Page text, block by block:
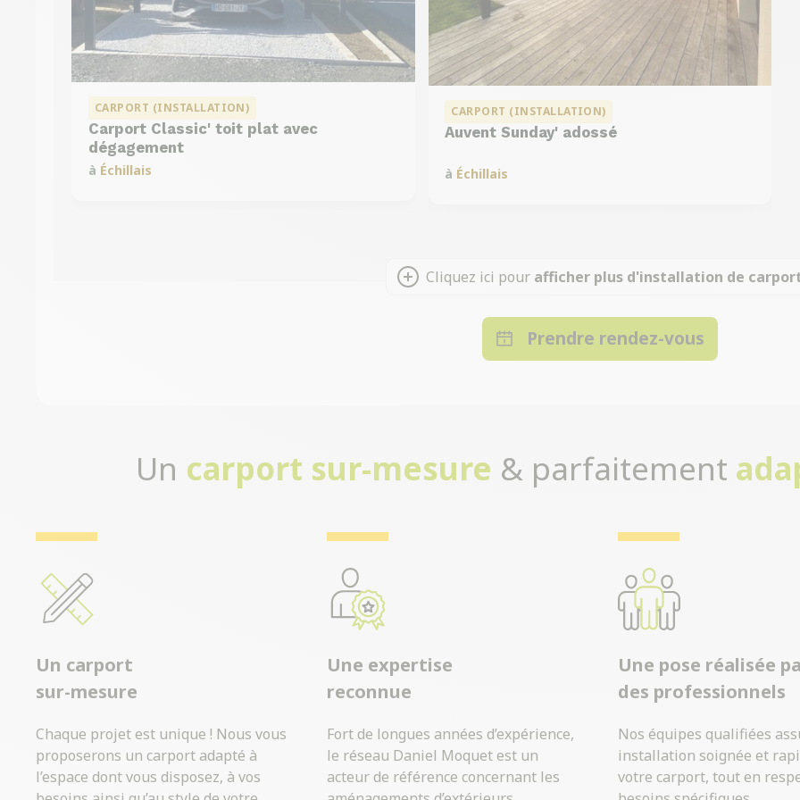
CARPORT (INSTALLATION)
Carport Classic' toit plat avec
dégagement
à Échillais
CARPORT (INSTALLATION)
Auvent Sunday' adossé
à Échillais
Cliquez ici pour afficher plus d'installation de
Prendre rendez-vous
Un carport sur-mesure & parfaitement
Un carport
sur-mesure
Chaque projet est unique ! Nous vous
proposerons un carport adapté à
l’espace dont vous disposez, à vos
Une expertise
reconnue
Fort de longues années d’expérience,
le réseau Daniel Moquet est un
acteur de référence concernant les
Une pose réalisée
des professionnels
Nos équipes qualifiées
installation soignée et
votre carport, tout en